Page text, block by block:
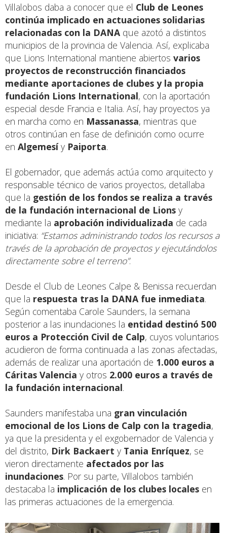
Villalobos daba a conocer que el Club de Leones
continúa implicado en actuaciones solidarias
relacionadas con la DANA que azotó a distintos
municipios de la provincia de Valencia. Así, explicaba
que Lions International mantiene abiertos varios
proyectos de reconstrucción financiados
mediante aportaciones de clubes y la propia
fundación Lions International, con la aportación
especial desde Francia e Italia. Así, hay proyectos ya
en marcha como en Massanassa, mientras que
otros continúan en fase de definición como ocurre
en Algemesíy Paiporta.
El gobernador, que además actúa como arquitecto y
responsable técnico de varios proyectos, detallaba
que la gestión de los fondos se realiza a través
de la fundación internacional de Lions y
mediante la aprobación individualizada de cada
iniciativa: “Estamos administrando todos los recursos a
través de la aprobación de proyectos y ejecutándolos
directamente sobre el terreno”.
Desde el Club de Leones Calpe & Benissa recuerdan
que la respuesta tras la DANA fue inmediata.
Según comentaba Carole Saunders, la semana
posterior a las inundaciones la entidad destinó 500
euros a Protección Civil de Calp, cuyos voluntarios
acudieron de forma continuada a las zonas afectadas,
además de realizar una aportación de 1.000 euros a
Cáritas Valencia y otros 2.000 euros a través de
la fundación internacional.
Saunders manifestaba una gran vinculación
emocional de los Lions de Calp con la tragedia,
ya que la presidenta y el exgobernador de Valencia y
del distrito, Dirk Backaert y Tania Enríquez, se
vieron directamente afectados por las
inundaciones. Por su parte, Villalobos también
destacaba la implicación de los clubes locales en
las primeras actuaciones de la emergencia.